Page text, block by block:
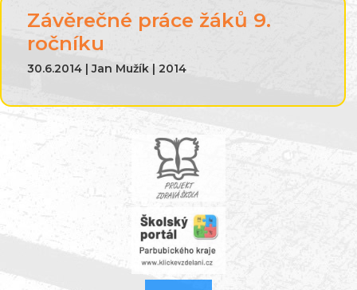
Závěrečné práce žáků 9.
ročníku
30.6.2014 | Jan Mužík | 2014